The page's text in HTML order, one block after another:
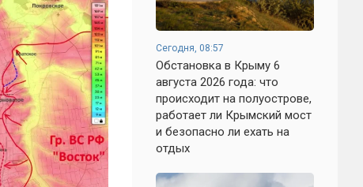
Сегодня, 08:57
Обстановка в Крыму 6
августа 2026 года: что
происходит на полуострове,
работает ли Крымский мост
и безопасно ли ехать на
отдых